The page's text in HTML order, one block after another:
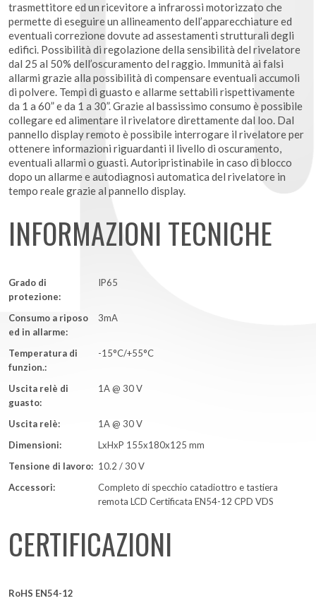
trasmettitore ed un ricevitore a infrarossi motorizzato che
permette di eseguire un allineamento dell’apparecchiature ed
eventuali correzione dovute ad assestamenti strutturali degli
edifici. Possibilità di regolazione della sensibilità del rivelatore
dal 25 al 50% dell’oscuramento del raggio. Immunità ai falsi
allarmi grazie alla possibilità di compensare eventuali accumoli
di polvere. Tempi di guasto e allarme settabili rispettivamente
da 1 a 60” e da 1 a 30”. Grazie al bassissimo consumo è possibile
collegare ed alimentare il rivelatore direttamente dal loo. Dal
pannello display remoto è possibile interrogare il rivelatore per
ottenere informazioni riguardanti il livello di oscuramento,
eventuali allarmi o guasti. Autoripristinabile in caso di blocco
dopo un allarme e autodiagnosi automatica del rivelatore in
tempo reale grazie al pannello display.
INFORMAZIONI TECNICHE
Grado di
protezione:
IP65
Consumo a riposo
ed in allarme:
3mA
Temperatura di
funzion.:
-15°C/+55°C
Uscita relè di
guasto:
1A @ 30 V
Uscita relè:
1A @ 30 V
Dimensioni:
LxHxP 155x180x125 mm
Tensione di lavoro: 10.2 / 30 V
Accessori:
Completo di specchio catadiottro e tastiera
remota LCD Certificata EN54-12 CPD VDS
CERTIFICAZIONI
RoHS EN54-12